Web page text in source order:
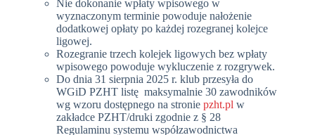
Nie dokonanie wpłaty wpisowego w
wyznaczonym terminie powoduje nałożenie
dodatkowej opłaty po każdej rozegranej kolejce
ligowej.
Rozegranie trzech kolejek ligowych bez wpłaty
wpisowego powoduje wykluczenie z rozgrywek.
Do dnia 31 sierpnia 2025 r. klub przesyła do
WGiD PZHT listę maksymalnie 30 zawodników
wg wzoru dostępnego na stronie pzht.pl w
zakładce PZHT/druki zgodnie z § 28
Regulaminu systemu współzawodnictwa